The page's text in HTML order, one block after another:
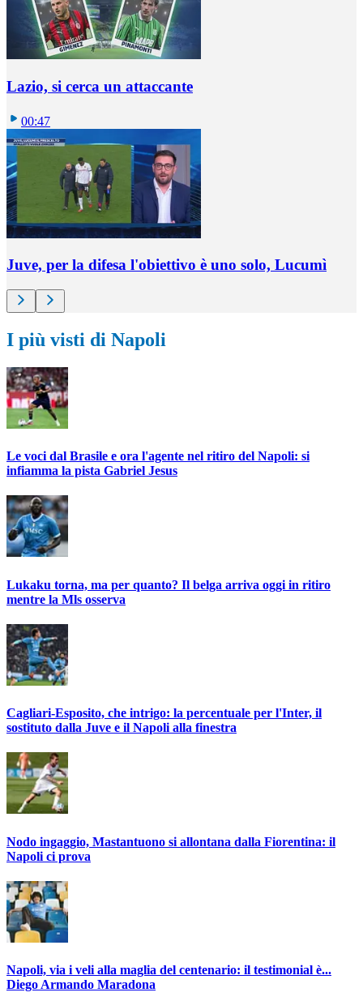
Lazio, si cerca un attaccante
00:47
Juve, per la difesa l'obiettivo è uno solo, Lucumì
I più visti di Napoli
Le voci dal Brasile e ora l'agente nel ritiro del Napoli: si
infiamma la pista Gabriel Jesus
Lukaku torna, ma per quanto? Il belga arriva oggi in ritiro
mentre la Mls osserva
Cagliari-Esposito, che intrigo: la percentuale per l'Inter, il
sostituto dalla Juve e il Napoli alla finestra
Nodo ingaggio, Mastantuono si allontana dalla Fiorentina: il
Napoli ci prova
Napoli, via i veli alla maglia del centenario: il testimonial è...
Diego Armando Maradona